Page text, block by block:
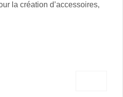
la création d’accessoires,